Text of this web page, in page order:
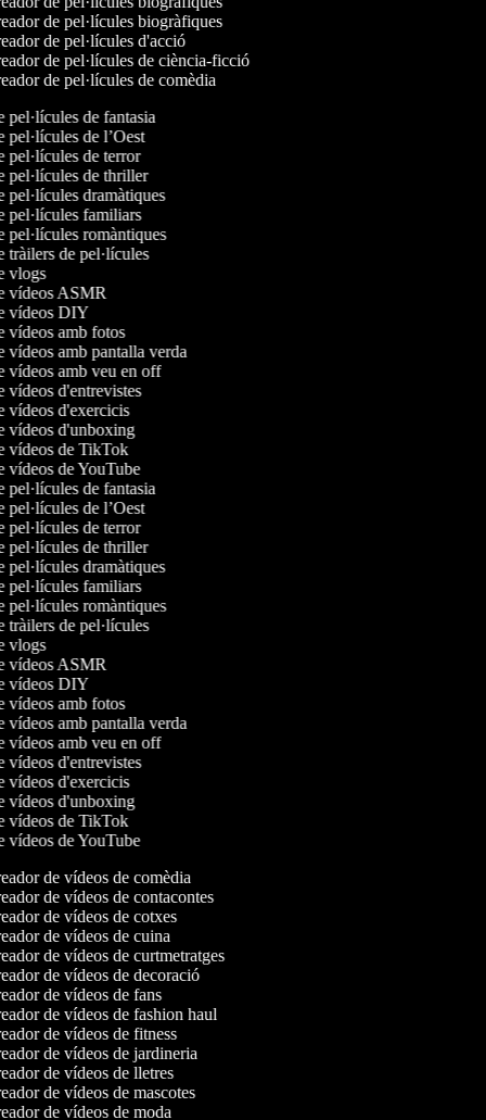
de pel·lícules biogràfiques
de pel·lícules d'acció
de pel·lícules de ciència-ficció
de pel·lícules de comèdia
pel·lícules de fantasia
pel·lícules de l’Oest
pel·lícules de terror
pel·lícules de thriller
pel·lícules dramàtiques
pel·lícules familiars
pel·lícules romàntiques
tràilers de pel·lícules
vlogs
vídeos ASMR
vídeos DIY
vídeos amb fotos
vídeos amb pantalla verda
vídeos amb veu en off
vídeos d'entrevistes
vídeos d'exercicis
vídeos d'unboxing
vídeos de TikTok
vídeos de YouTube
pel·lícules de fantasia
pel·lícules de l’Oest
pel·lícules de terror
pel·lícules de thriller
pel·lícules dramàtiques
pel·lícules familiars
pel·lícules romàntiques
tràilers de pel·lícules
vlogs
vídeos ASMR
vídeos DIY
vídeos amb fotos
vídeos amb pantalla verda
vídeos amb veu en off
vídeos d'entrevistes
vídeos d'exercicis
vídeos d'unboxing
vídeos de TikTok
vídeos de YouTube
de vídeos de comèdia
de vídeos de contacontes
de vídeos de cotxes
de vídeos de cuina
de vídeos de curtmetratges
de vídeos de decoració
de vídeos de fans
de vídeos de fashion haul
de vídeos de fitness
de vídeos de jardineria
de vídeos de lletres
de vídeos de mascotes
de vídeos de moda